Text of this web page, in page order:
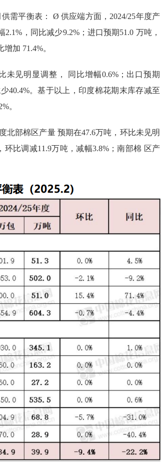
需平衡表： Ø 供应端方面，2024/25年度产
，同比减少9.2%；进口预期51.0 万吨，
加 71.4%。
未见明显调整， 同比增幅0.6%；出口预期
40.4%。基于以上，印度棉花期末库存减至
。
北部棉区产量 预期在47.6万吨，环比未见明
比调减11.9万吨，减幅3.8%；南部棉 区产